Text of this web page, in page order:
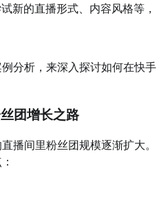
新的直播形式、内容风格等，
分析，来深入探讨如何在快手
团增长之路
播间里粉丝团规模逐渐扩大。